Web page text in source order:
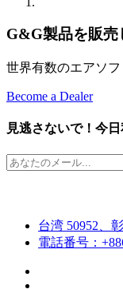
G&G製品を販売
世界有数のエアソフ
Become a Dealer
見逃さないで！今
台湾 50952、
電話番号：